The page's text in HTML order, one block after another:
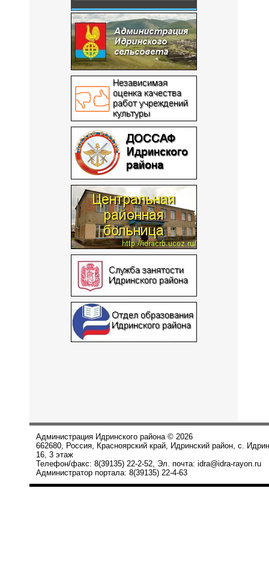
Администрация Идринского района © 2026
662680, Россия, Красноярский край, Идринский район, с.
16, 3 этаж
Телефон/факс: 8(39135) 22-2-52, Эл. почта: idra@idra-rayon.ru
Администратор портала: 8(39135) 22-4-63